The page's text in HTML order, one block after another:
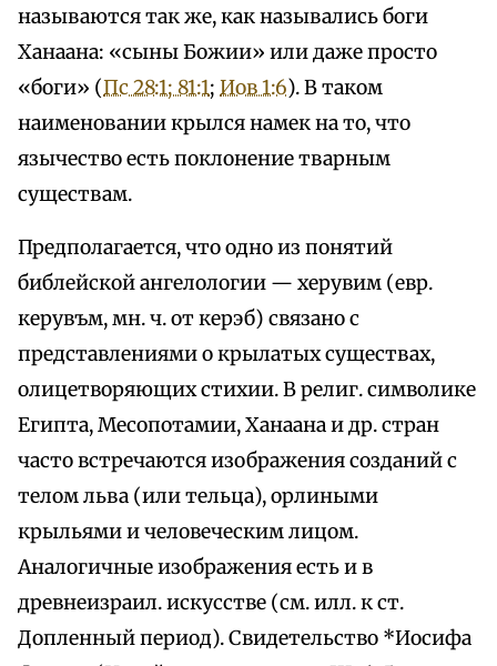
называются так же, как назывались боги
Ханаана: «сыны Божии» или даже просто
«боги» (Пс 28:1; 81:1; Иов 1:6). В таком
наименовании крылся намек на то, что
язычество есть поклонение тварным
существам.
Предполагается, что одно из понятий
библейской ангелологии — херувим (евр.
керувъм, мн. ч. от керэб) связано с
представлениями о крылатых существах,
олицетворяющих стихии. В религ. символике
Египта, Месопотамии, Ханаана и др. стран
часто встречаются изображения созданий с
телом льва (или тельца), орлиными
крыльями и человеческим лицом.
Аналогичные изображения есть и в
древнеизраил. искусстве (см. илл. к ст.
Допленный период). Свидетельство *Иосифа